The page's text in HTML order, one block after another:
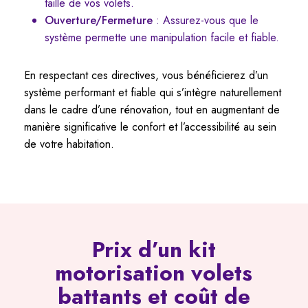
taille de vos volets.
Ouverture/Fermeture: Assurez-vous que le
système permette une manipulation facile et fiable.
En respectant ces directives, vous bénéficierez d’un
système performant et fiable qui s’intègre naturellement
dans le cadre d’une rénovation, tout en augmentant de
manière significative le confort et l’accessibilité au sein
de votre habitation.
Prix d’un kit
motorisation volets
battants et coût de